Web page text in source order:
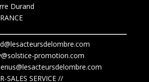
Durand
promotion.com
@lesacteursdelombre.com
SALES SERVICE //